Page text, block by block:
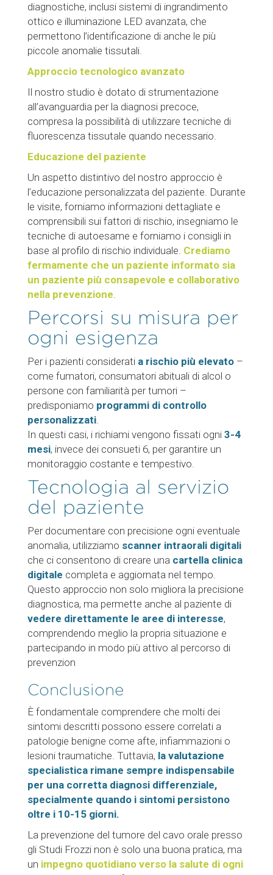
diagnostiche, inclusi sistemi di ingrandimento
ottico e illuminazione LED avanzata, che
permettono l’identificazione di anche le più
piccole anomalie tissutali.
Approccio tecnologico avanzato
Il nostro studio è dotato di strumentazione
all’avanguardia per la diagnosi precoce,
compresa la possibilità di utilizzare tecniche di
fluorescenza tissutale quando necessario.
Educazione del paziente
Un aspetto distintivo del nostro approccio è
l’educazione personalizzata del paziente. Durante
le visite, forniamo informazioni dettagliate e
comprensibili sui fattori di rischio, insegniamo le
tecniche di autoesame e forniamo i consigli in
base al profilo di rischio individuale. Crediamo
fermamente che un paziente informato sia
un paziente più consapevole e collaborativo
nella prevenzione.
Percorsi su misura per
ogni esigenza
Per i pazienti considerati a rischio più elevato –
come fumatori, consumatori abituali di alcol o
persone con familiarità per tumori –
predisponiamo programmi di controllo
personalizzati.
In questi casi, i richiami vengono fissati ogni 3-4
mesi, invece dei consueti 6, per garantire un
monitoraggio costante e tempestivo.
Tecnologia al servizio
del paziente
Per documentare con precisione ogni eventuale
anomalia, utilizziamo scanner intraorali digitali
che ci consentono di creare una cartella clinica
digitale completa e aggiornata nel tempo.
Questo approccio non solo migliora la precisione
diagnostica, ma permette anche al paziente di
vedere direttamente le aree di interesse,
comprendendo meglio la propria situazione e
partecipando in modo più attivo al percorso di
prevenzion
Conclusione
È fondamentale comprendere che molti dei
sintomi descritti possono essere correlati a
patologie benigne come afte, infiammazioni o
lesioni traumatiche. Tuttavia, la valutazione
specialistica rimane sempre indispensabile
per una corretta diagnosi differenziale,
specialmente quando i sintomi persistono
oltre i 10-15 giorni.
La prevenzione del tumore del cavo orale presso
gli Studi Frozzi non è solo una buona pratica, ma
un impegno quotidiano verso la salute di ogni